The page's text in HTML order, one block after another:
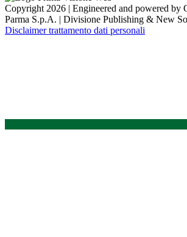
Copyright 2026 | Engineered and powered by
Parma S.p.A. | Divisione Publishing & New
Disclaimer trattamento dati personali